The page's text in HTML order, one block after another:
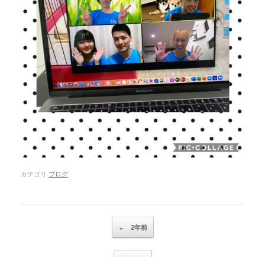
カテゴリ ブログ
← 2年前